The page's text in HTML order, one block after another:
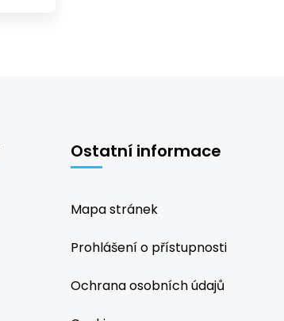
Ostatní informace
Mapa stránek
Prohlášení o přístupnosti
Ochrana osobních údajů